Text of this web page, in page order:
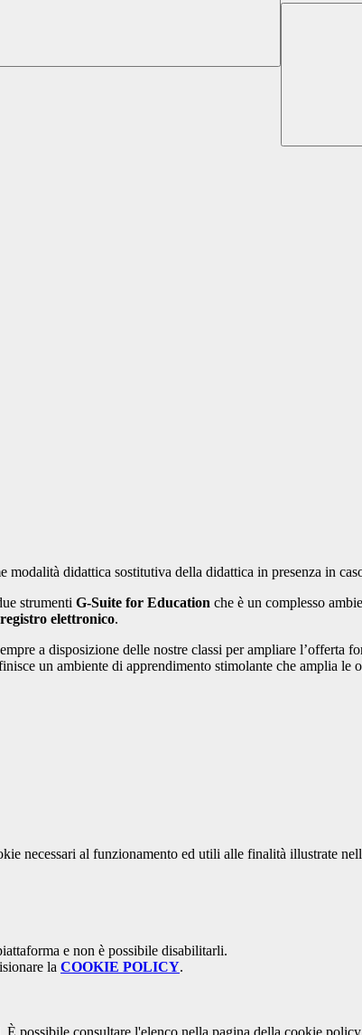
didattica sostitutiva della didattica in presenza in
strumenti G-Suite for Education che è un complesso
registro elettronico.
a disposizione delle nostre classi per ampliare l’offerta
un ambiente di apprendimento stimolante che amplia le
necessari al funzionamento ed utili alle finalità illustrate
e non è possibile disabilitarli.
la COOKIE POLICY.
possibile consultare l'elenco nella pagina della cookie policy.